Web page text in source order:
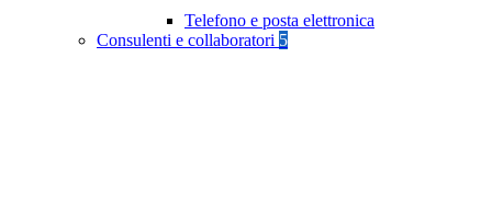
Telefono e posta elettronica
Consulenti e collaboratori 5